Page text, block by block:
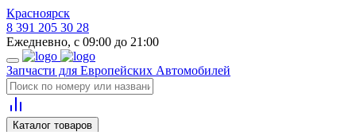
Красноярск
8 391 205 30 28
Ежедневно, с 09:00 до 21:00
Запчасти для Европейских Автомобилей
Каталог товаров